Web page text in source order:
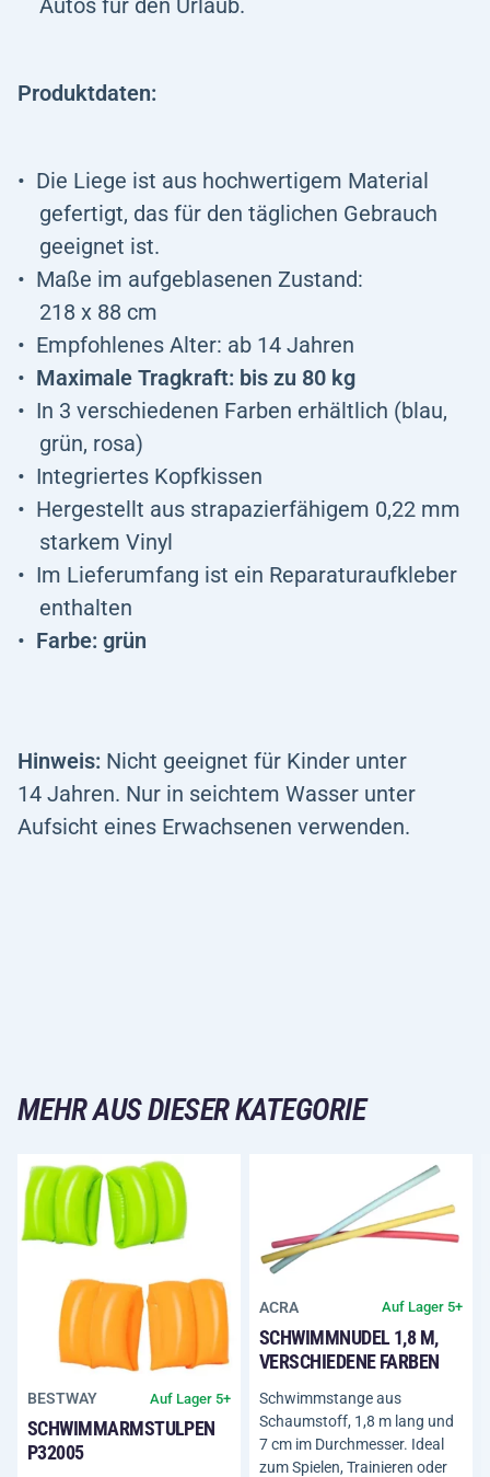
Autos für den Urlaub.
Produktdaten:
Die Liege ist aus hochwertigem Material
gefertigt, das für den täglichen Gebrauch
geeignet ist.
Maße im aufgeblasenen Zustand:
218 x 88 cm
Empfohlenes Alter: ab 14 Jahren
Maximale Tragkraft: bis zu 80 kg
In 3 verschiedenen Farben erhältlich (blau,
grün, rosa)
Integriertes Kopfkissen
Hergestellt aus strapazierfähigem 0,22 mm
starkem Vinyl
Im Lieferumfang ist ein Reparaturaufkleber
enthalten
Farbe: grün
Hinweis: Nicht geeignet für Kinder unter
14 Jahren. Nur in seichtem Wasser unter
Aufsicht eines Erwachsenen verwenden.
MEHR AUS DIESER KATEGORIE
BESTWAY Auf Lager 5+
SCHWIMMARMSTULPEN
P32005
ACRA Auf Lager 5+
SCHWIMMNUDEL 1,8 M,
VERSCHIEDENE FARBEN
Schwimmstange aus
Schaumstoff, 1,8 m lang und
7 cm im Durchmesser. Ideal
zum Spielen, Trainieren oder